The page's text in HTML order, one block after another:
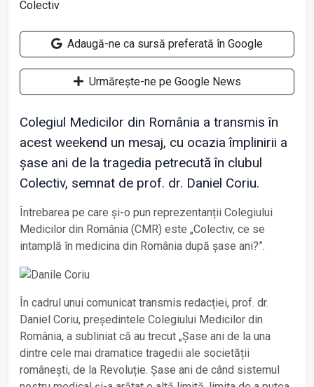
Adaugă-ne ca sursă preferată în Google
Urmărește-ne pe Google News
Colegiul Medicilor din România a transmis în
acest weekend un mesaj, cu ocazia împlinirii a
șase ani de la tragedia petrecută în clubul
Colectiv, semnat de prof. dr. Daniel Coriu.
Întrebarea pe care și-o pun reprezentanții Colegiului
Medicilor din România (CMR) este „Colectiv, ce se
intamplă în medicina din România după șase ani?”.
În cadrul unui comunicat transmis redacției, prof. dr.
Daniel Coriu, președintele Colegiului Medicilor din
România, a subliniat că au trecut „Șase ani de la una
dintre cele mai dramatice tragedii ale societății
românești, de la Revoluție. Șase ani de când sistemul